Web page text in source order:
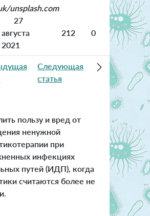
unsplash.com
27
августа
2021
212 0
Следующая
статья
пользу и вред от
ненужной
при
инфекциях
путей (ИДП), когда
считаются более не